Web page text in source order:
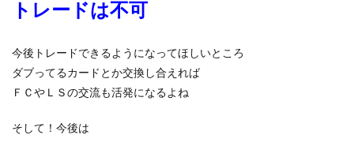
トレードは不可
今後トレードできるようになってほしいところ
ダブってるカードとか交換し合えれば
ＦＣやＬＳの交流も活発になるよね
そして！今後は